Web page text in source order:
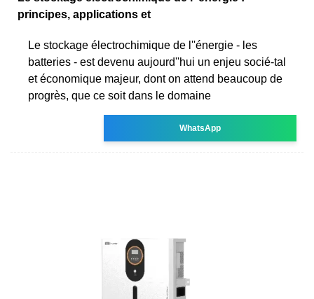
principes, applications et
Le stockage électrochimique de l''énergie - les
batteries - est devenu aujourd''hui un enjeu socié-tal
et économique majeur, dont on attend beaucoup de
progrès, que ce soit dans le domaine
WhatsApp